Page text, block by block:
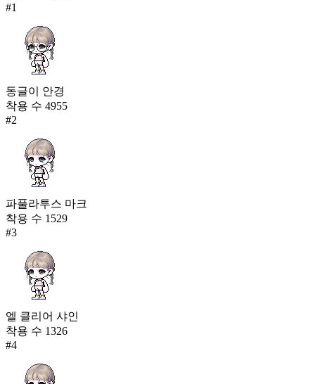
#1
동글이 안경
착용 수 4955
#2
파풀라투스 마크
착용 수 1529
#3
엘 클리어 샤인
착용 수 1326
#4